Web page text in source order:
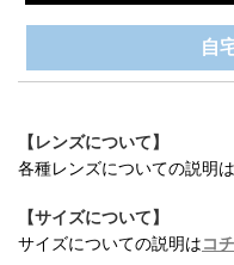
自
【レンズについて】
各種レンズについての説明は
【サイズについて】
サイズについての説明はコ